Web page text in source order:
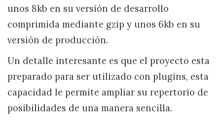
unos 8kb en su versión de desarrollo
comprimida mediante gzip y unos 6kb en su
versión de producción.
Un detalle interesante es que el proyecto esta
preparado para ser utilizado con plugins, esta
capacidad le permite ampliar su repertorio de
posibilidades de una manera sencilla.